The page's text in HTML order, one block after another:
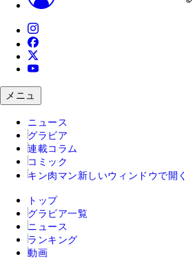
メニュ
ニュース
グラビア
連載コラム
コミック
キン肉マン 新しいウィンドウで開く
トップ
グラビア一覧
ニュース
ランキング
動画